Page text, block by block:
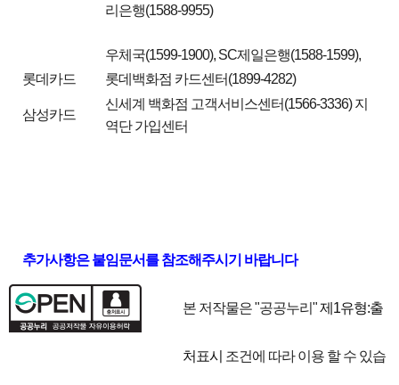
리은행(1588-9955)
우체국(1599-1900), SC제일은행(1588-1599),
롯데카드
롯데백화점 카드센터(1899-4282)
삼성카드
신세계 백화점 고객서비스센터(1566-3336) 지
역단 가입센터
추가사항은 붙임문서를 참조해주시기 바랍니다
본 저작물은 "공공누리"제1유형:출
처표시 조건에 따라 이용 할 수 있습